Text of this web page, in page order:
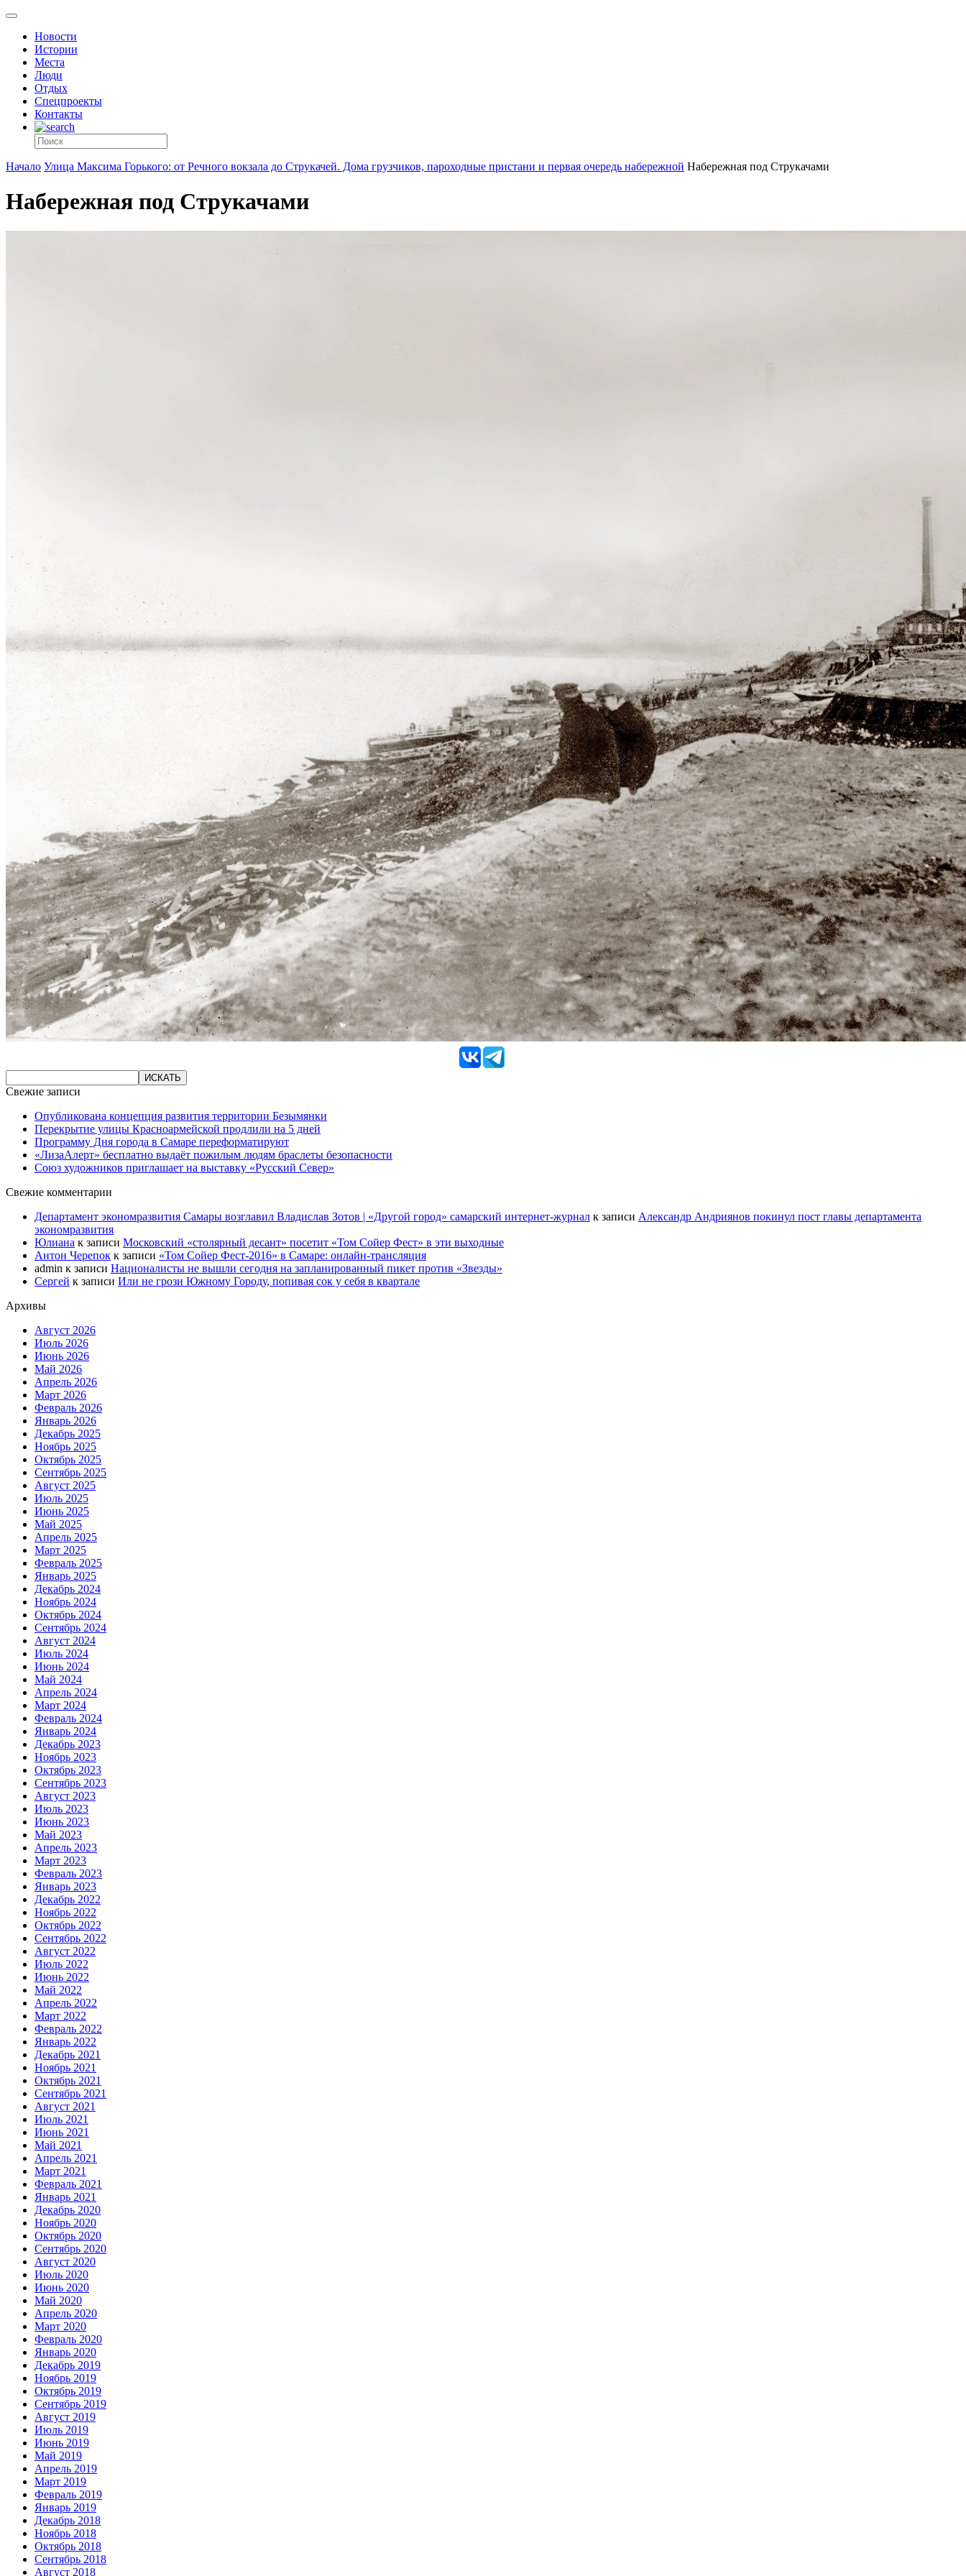
Новости
Истории
Места
Люди
Отдых
Спецпроекты
Контакты
Начало Улица Максима Горького: от Речного вокзала до Струкачей. Дома грузчиков, пароходные пристани и первая очередь набережной Набережная под Струкачами
Набережная под Струкачами
Свежие записи
Опубликована концепция развития территории Безымянки
Перекрытие улицы Красноармейской продлили на 5 дней
Программу Дня города в Самаре переформатируют
«ЛизаАлерт» бесплатно выдаёт пожилым людям браслеты безопасности
Союз художников приглашает на выставку «Русский Север»
Свежие комментарии
Департамент экономразвития Самары возглавил Владислав Зотов | «Другой город» самарский интернет-журнал к записи Александр Андриянов покинул пост главы департамента
экономразвития
Юлиана к записи Московский «столярный десант» посетит «Том Сойер Фест» в эти выходные
Антон Черепок к записи «Том Сойер Фест-2016» в Самаре: онлайн-трансляция
admin к записи Националисты не вышли сегодня на запланированный пикет против «Звезды»
Сергей к записи Или не грози Южному Городу, попивая сок у себя в квартале
Архивы
Август 2026
Июль 2026
Июнь 2026
Май 2026
Апрель 2026
Март 2026
Февраль 2026
Январь 2026
Декабрь 2025
Ноябрь 2025
Октябрь 2025
Сентябрь 2025
Август 2025
Июль 2025
Июнь 2025
Май 2025
Апрель 2025
Март 2025
Февраль 2025
Январь 2025
Декабрь 2024
Ноябрь 2024
Октябрь 2024
Сентябрь 2024
Август 2024
Июль 2024
Июнь 2024
Май 2024
Апрель 2024
Март 2024
Февраль 2024
Январь 2024
Декабрь 2023
Ноябрь 2023
Октябрь 2023
Сентябрь 2023
Август 2023
Июль 2023
Июнь 2023
Май 2023
Апрель 2023
Март 2023
Февраль 2023
Январь 2023
Декабрь 2022
Ноябрь 2022
Октябрь 2022
Сентябрь 2022
Август 2022
Июль 2022
Июнь 2022
Май 2022
Апрель 2022
Март 2022
Февраль 2022
Январь 2022
Декабрь 2021
Ноябрь 2021
Октябрь 2021
Сентябрь 2021
Август 2021
Июль 2021
Июнь 2021
Май 2021
Апрель 2021
Март 2021
Февраль 2021
Январь 2021
Декабрь 2020
Ноябрь 2020
Октябрь 2020
Сентябрь 2020
Август 2020
Июль 2020
Июнь 2020
Май 2020
Апрель 2020
Март 2020
Февраль 2020
Январь 2020
Декабрь 2019
Ноябрь 2019
Октябрь 2019
Сентябрь 2019
Август 2019
Июль 2019
Июнь 2019
Май 2019
Апрель 2019
Март 2019
Февраль 2019
Январь 2019
Декабрь 2018
Ноябрь 2018
Октябрь 2018
Сентябрь 2018
Август 2018